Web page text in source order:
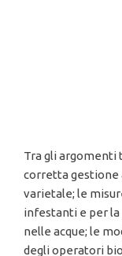
Tra gli argomenti
corretta gestione
varietale; le
infestanti e per
nelle acque; le
degli operatori